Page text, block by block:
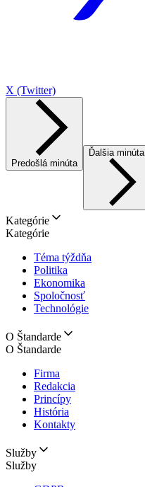
X (Twitter)
Predošlá minúta
Ďalšia minúta
Kategórie
Kategórie
Téma týždňa
Politika
Ekonomika
Spoločnosť
Technológie
O Štandarde
O Štandarde
Firma
Redakcia
Princípy
História
Kontakty
Služby
Služby